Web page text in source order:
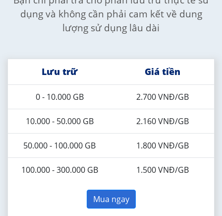
dụng và không cần phải cam kết về dung
lượng sử dụng lâu dài
Lưu trữ Giá tiền
0 - 10.000 GB 2.700 VNĐ/GB
10.000 - 50.000 GB 2.160 VNĐ/GB
50.000 - 100.000 GB 1.800 VNĐ/GB
100.000 - 300.000 GB 1.500 VNĐ/GB
Mua ngay